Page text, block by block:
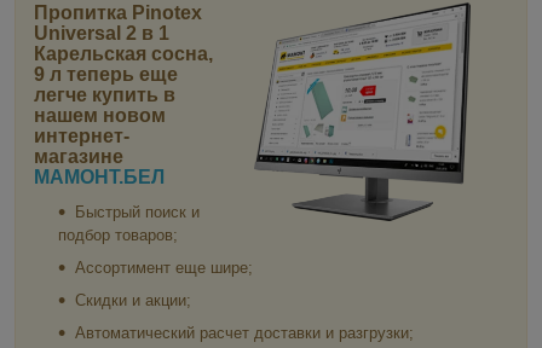
Пропитка Pinotex
Universal 2 в 1
Карельская сосна,
9 л теперь еще
легче купить в
нашем новом
интернет-
магазине
МАМОНТ.БЕЛ
Быстрый поиск и
подбор товаров;
Ассортимент еще шире;
Скидки и акции;
Автоматический расчет доставки и разгрузки;